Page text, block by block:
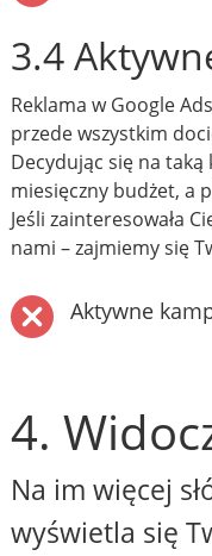
3.4
Reklama w Google
przede wszystkim
Decydując się na
miesięczny budżet, a
Jeśli zainteresowała
nami – zajmiemy się
Aktywne
4.
Na im więcej
wyświetla się